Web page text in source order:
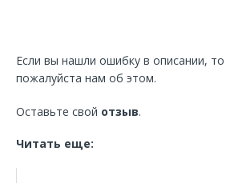
Если вы нашли ошибку в описании,
пожалуйста нам об этом.
Оставьте свой отзыв.
Читать еще: